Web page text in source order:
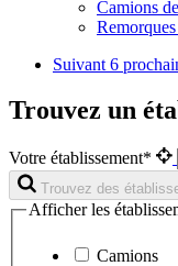
Camions
Suivant 6
Trouvez un
Votre établissement*
Trouvez des
Afficher les
Camions